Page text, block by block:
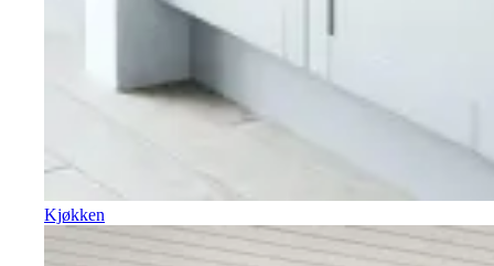
Kjøkken